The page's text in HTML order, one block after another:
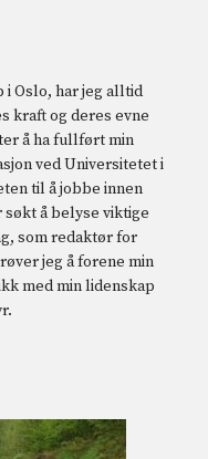
i Oslo, har jeg alltid
kraft og deres evne
å ha fullført min
ved Universitetet i
til å jobbe innen
å belyse viktige
som redaktør for
jeg å forene min
med min lidenskap